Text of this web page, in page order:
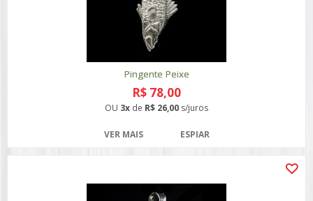
Pingente Peixe
R$ 78,00
OU 3x de R$ 26,00 s/juros
VER MAIS ESPIAR